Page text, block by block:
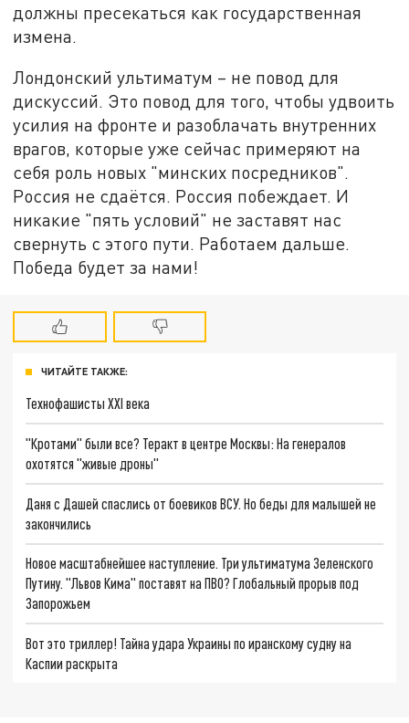
должны пресекаться как государственная
измена.
Лондонский ультиматум – не повод для
дискуссий. Это повод для того, чтобы удвоить
усилия на фронте и разоблачать внутренних
врагов, которые уже сейчас примеряют на
себя роль новых "минских посредников".
Россия не сдаётся. Россия побеждает. И
никакие "пять условий" не заставят нас
свернуть с этого пути. Работаем дальше.
Победа будет за нами!
ЧИТАЙТЕ ТАКЖЕ:
Технофашисты XXI века
"Кротами" были все? Теракт в центре Москвы: На генералов
охотятся "живые дроны"
Даня с Дашей спаслись от боевиков ВСУ. Но беды для малышей не
закончились
Новое масштабнейшее наступление. Три ультиматума Зеленского
Путину. "Львов Кима" поставят на ПВО? Глобальный прорыв под
Запорожьем
Вот это триллер! Тайна удара Украины по иранскому судну на
Каспии раскрыта